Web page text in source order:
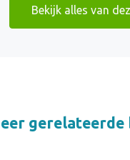
Bekijk alles van
gerelateerde